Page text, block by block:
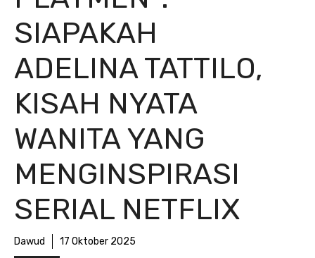
SIAPAKAH
ADELINA TATTILO,
KISAH NYATA
WANITA YANG
MENGINSPIRASI
SERIAL NETFLIX
Dawud 17 Oktober 2025